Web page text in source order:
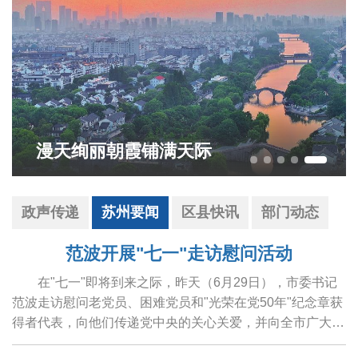
漫天绚丽朝霞铺满天际
政声传递 苏州要闻 区县快讯 部门动态
范波开展"七一"走访慰问活动
在"七一"即将到来之际，昨天（6月29日），市委书记
范波走访慰问老党员、困难党员和"光荣在党50年"纪念章获
得者代表，向他们传递党中央的关心关爱，并向全市广大党
员和党务工作者致以诚挚问候。老党员李珍英1945年参加